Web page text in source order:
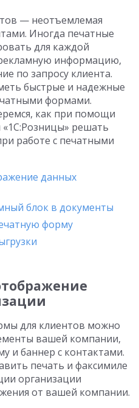
— неотъемлемая
Иногда печатные
для каждой
информацию,
по запросу клиента.
быстрые и надежные
формами.
как при помощи
решать
работе с печатными
данных
блок в документы
форму
для клиентов можно
вашей компании,
и баннер с контактами.
печать и факсимиле
организации
от вашей компании.